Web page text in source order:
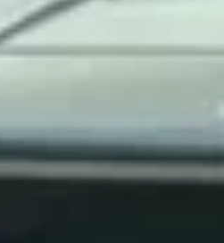
giver præcis og intelligent
biler og sørger for, at vejen
trafikanter ikke generes.